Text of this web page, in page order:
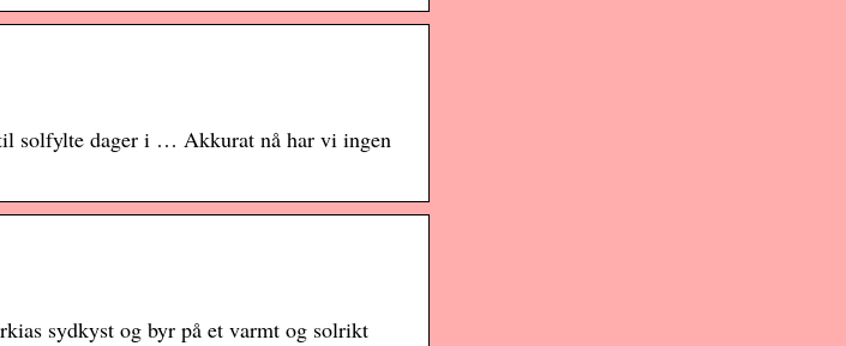
solfylte dager i … Akkurat nå har vi ingen
sydkyst og byr på et varmt og solrikt